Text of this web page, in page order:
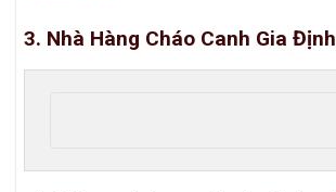
3. Nhà Hàng Cháo Canh Gia Định